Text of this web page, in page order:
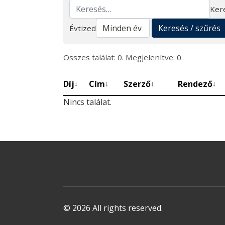
Keresés
Évtized
Keresés / szűrés
Összes találat: 0. Megjelenítve: 0.
Díj↕ Cím↕ Szerző↕ Rendező↕
Nincs találat.
© 2026 All rights reserved.